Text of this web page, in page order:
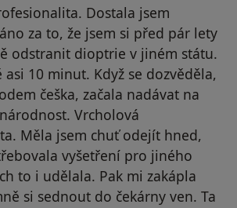
Dostala jsem
za to, že jsem si před pár lety
odstranit dioptrie v jiném státu.
asi 10 minut. Když se dozvěděla,
češka, začala nadávat na
Vrcholová
Měla jsem chuť odejít hned,
vyšetření pro jiného
to i udělala. Pak mi zakápla
si sednout do čekárny ven. Ta